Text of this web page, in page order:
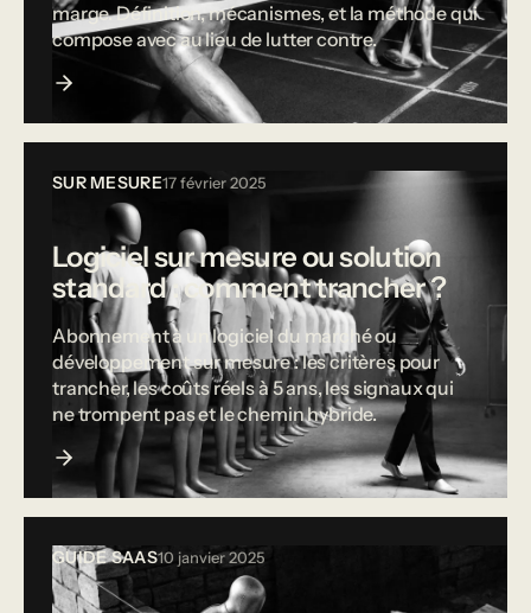
marge. Définition, mécanismes, et la méthode qui
compose avec au lieu de lutter contre.
SUR MESURE17 février 2025
Logiciel sur mesure ou solution
standard : comment trancher ?
Abonnement à un logiciel du marché ou
développement sur mesure : les critères pour
trancher, les coûts réels à 5 ans, les signaux qui
ne trompent pas et le chemin hybride.
GUIDE SAAS10 janvier 2025